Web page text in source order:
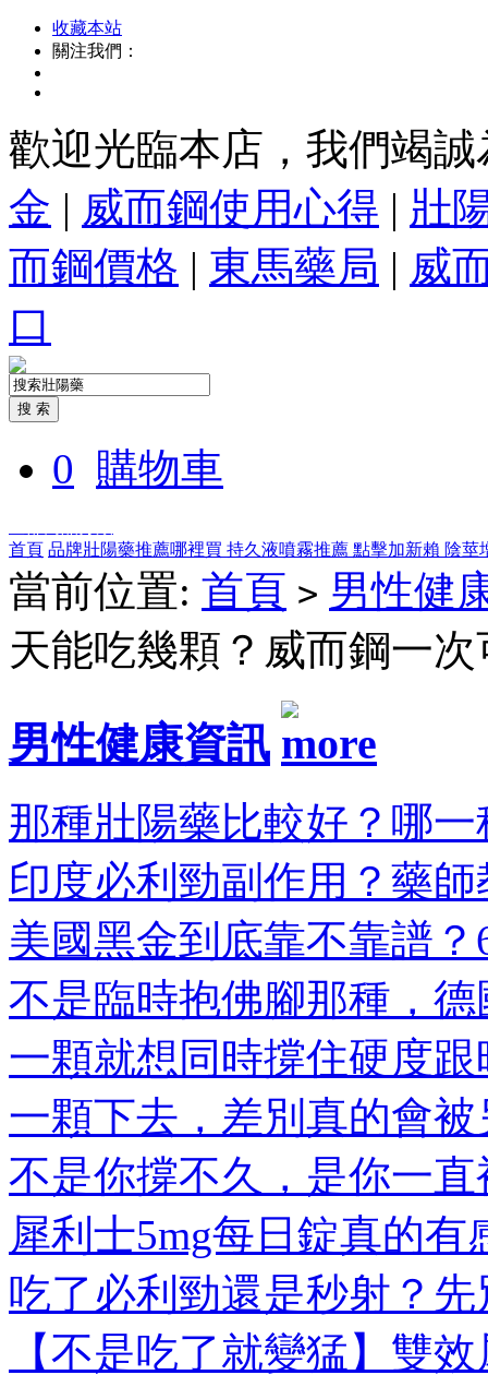
收藏本站
關注我們：
歡迎光臨本店，我們竭
金 | 威而鋼使用心得 | 壯
而鋼價格 | 東馬藥局 | 威
口
0 購物車
首頁 品牌壯陽藥推薦哪裡買 持久液噴霧推薦 點擊加新賴 陰莖
當前位置: 首頁 > 男性健
天能吃幾顆？威而鋼一
男性健康資訊
那種壯陽藥比較好？哪
印度必利勁副作用？藥
美國黑金到底靠不靠譜？
不是臨時抱佛腳那種，
一顆就想同時撐住硬度
一顆下去，差別真的會
不是你撐不久，是你一
犀利士5mg每日錠真的有
吃了必利勁還是秒射？
【不是吃了就變猛】雙